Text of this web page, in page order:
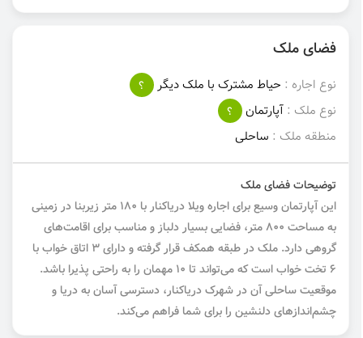
فضای ملک
نوع اجاره : حیاط مشترک با ملک دیگر
؟
نوع ملک : آپارتمان
؟
منطقه ملک : ساحلی
توضیحات فضای ملک
این آپارتمان وسیع برای اجاره ویلا دریاکنار با ۱۸۰ متر زیربنا در زمینی
به مساحت ۸۰۰ متر، فضایی بسیار دلباز و مناسب برای اقامت‌های
گروهی دارد. ملک در طبقه همکف قرار گرفته و دارای ۳ اتاق خواب با
۶ تخت خواب است که می‌تواند تا ۱۰ مهمان را به راحتی پذیرا باشد.
موقعیت ساحلی آن در شهرک دریاکنار، دسترسی آسان به دریا و
چشم‌اندازهای دلنشین را برای شما فراهم می‌کند.